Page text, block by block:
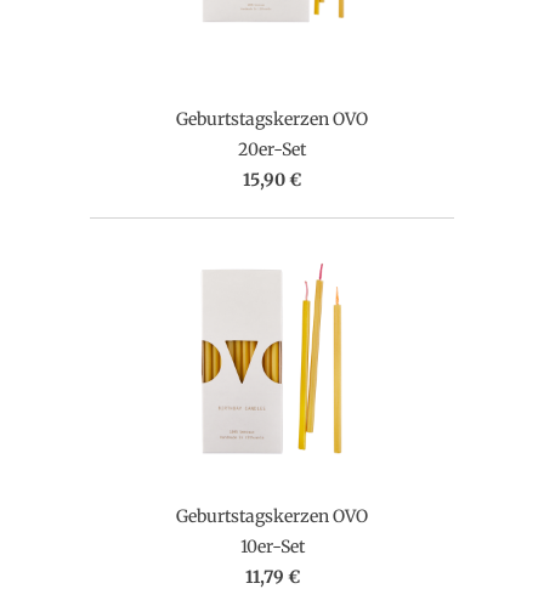
Geburtstagskerzen OVO
20er-Set
15,90 €
Geburtstagskerzen OVO
10er-Set
11,79 €